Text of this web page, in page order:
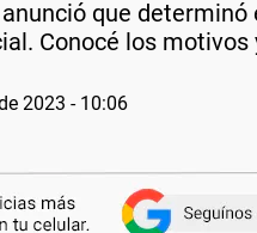
que
Conocé los
2023 - 10:06